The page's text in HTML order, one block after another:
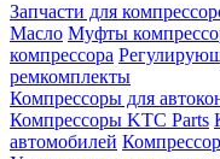
Запчасти для
Масло Муфты
компрессора
ремкомплекты
Компрессоры для
Компрессоры KTC Parts
автомобилей